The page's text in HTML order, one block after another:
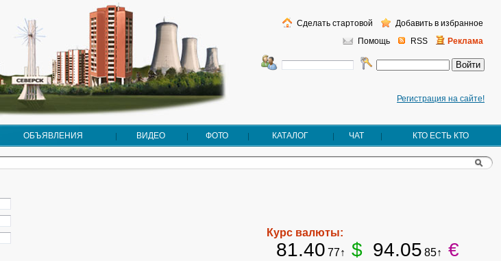
Регистрация на сайте!
Помощь RSS Реклама
Сделать стартовой Добавить в избранное
ОБЪЯВЛЕНИЯ ВИДЕО ФОТО КАТАЛОГ ЧАТ КТО ЕСТЬ КТО
Курс валюты:
81.40 77↑ $ 94.05 85↑ €